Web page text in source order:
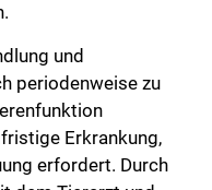
und
periodenweise zu
Erkrankung,
erfordert. Durch